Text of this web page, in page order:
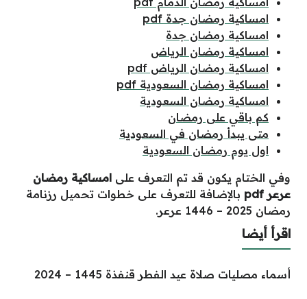
امساكية رمضان جدة pdf
امساكية رمضان جدة
امساكية رمضان الرياض
امساكية رمضان الرياض pdf
امساكية رمضان السعودية pdf
امساكية رمضان السعودية
كم باقي على رمضان
متى يبدأ رمضان في السعودية
اول يوم رمضان السعودية
وفي الختام يكون قد تم التعرف على امساكية رمضان
عرعر pdf
بالإضافة للتعرف على خطوات تحميل رزنامة
رمضان 2025 – 1446 عرعر.
اقرأ أيضا
أسماء مصليات صلاة عيد الفطر قنفذة 1445 – 2024